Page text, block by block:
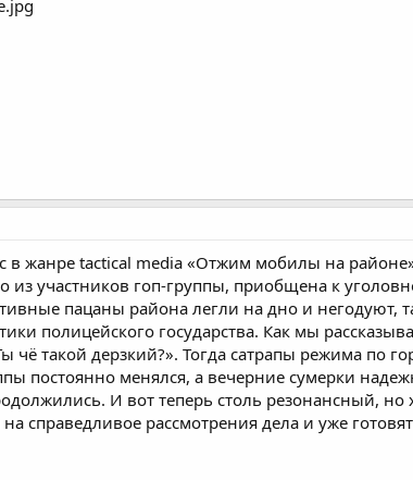
в жанре tactical media «Отжим мобилы на
из участников гоп-группы, приобщена к
пацаны района легли на дно и
полицейского государства. Как мы
такой дерзкий?». Тогда сатрапы режима по
постоянно менялся, а вечерние сумерки
И вот теперь столь резонансный,
справедливое рассмотрения дела и уже